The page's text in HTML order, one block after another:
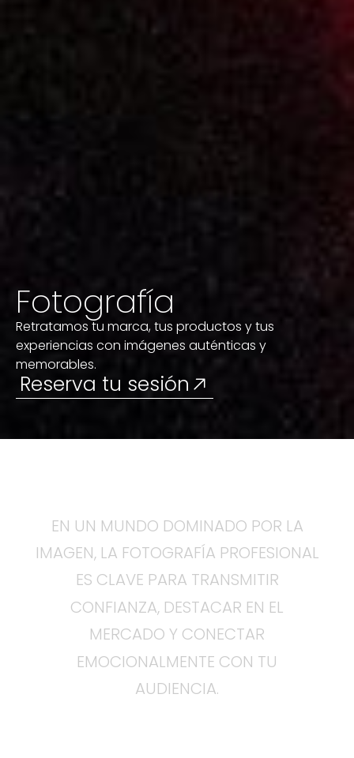
Fotografía
Retratamos tu marca, tus productos y tus
experiencias con imágenes auténticas y
memorables.
Reserva tu sesión
EN UN MUNDO DOMINADO POR LA
IMAGEN, LA FOTOGRAFÍA PROFESIONAL
ES CLAVE PARA TRANSMITIR
CONFIANZA, DESTACAR EN EL
MERCADO Y CONECTAR
EMOCIONALMENTE CON TU
AUDIENCIA.